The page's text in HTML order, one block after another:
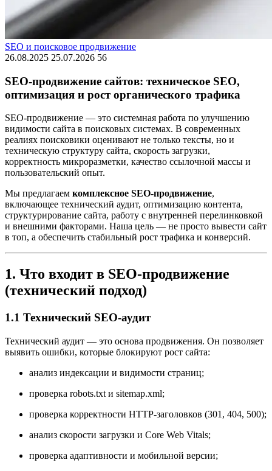
SEO и поисковое продвижение
26.08.2025 25.07.2026 56
SEO-продвижение сайтов: техническое SEO,
оптимизация и рост органического трафика
SEO-продвижение — это системная работа по улучшению
видимости сайта в поисковых системах. В современных
реалиях поисковики оценивают не только тексты, но и
техническую структуру сайта, скорость загрузки,
корректность микроразметки, качество ссылочной массы и
пользовательский опыт.
Мы предлагаем комплексное SEO-продвижение,
включающее технический аудит, оптимизацию контента,
структурирование сайта, работу с внутренней перелинковкой
и внешними факторами. Наша цель — не просто вывести сайт
в топ, а обеспечить стабильный рост трафика и конверсий.
1. Что входит в SEO-продвижение
(технический подход)
1.1 Технический SEO-аудит
Технический аудит — это основа продвижения. Он позволяет
выявить ошибки, которые блокируют рост сайта:
анализ индексации и видимости страниц;
проверка robots.txt и sitemap.xml;
проверка корректности HTTP-заголовков (301, 404, 500);
анализ скорости загрузки и Core Web Vitals;
проверка адаптивности и мобильной версии;